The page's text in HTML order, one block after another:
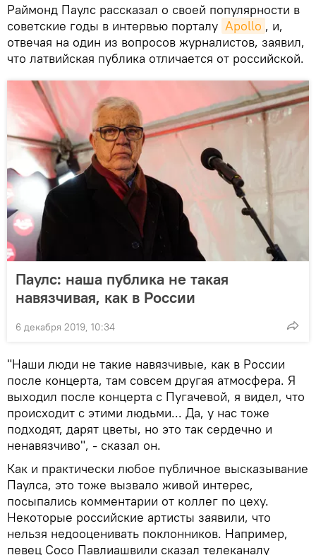
Раймонд Паулс рассказал о своей популярности в
советские годы в интервью порталу Apollo , и,
отвечая на один из вопросов журналистов, заявил,
что латвийская публика отличается от российской.
Паулс: наша публика не такая
навязчивая, как в России
6 декабря 2019, 10:34
"Наши люди не такие навязчивые, как в России
после концерта, там совсем другая атмосфера. Я
выходил после концерта с Пугачевой, я видел, что
происходит с этими людьми... Да, у нас тоже
подходят, дарят цветы, но это так сердечно и
ненавязчиво", - сказал он.
Как и практически любое публичное высказывание
Паулса, это тоже вызвало живой интерес,
посыпались комментарии от коллег по цеху.
Некоторые российские артисты заявили, что
нельзя недооценивать поклонников. Например,
певец Сосо Павлиашвили сказал телеканалу